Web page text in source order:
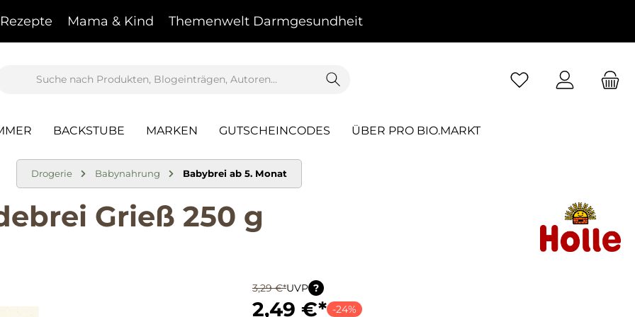
Rezepte Mama & Kind Themenwelt Darmgesundheit
BACKSTUBE MARKEN GUTSCHEINCODES ÜBER PRO BIO.MARKT
Drogerie Babynahrung Babybrei ab 5. Monat
Grieß 250 g
3,29 €*UVP ?
2,49 €* -24%